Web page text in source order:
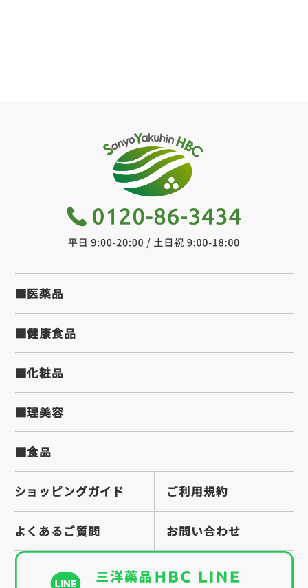
■医薬品
■健康食品
■化粧品
■理美容
■食品
ショッピングガイド ご利用規約
よくあるご質問 お問い合わせ